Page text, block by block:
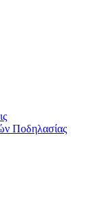
Ποδηλασίας